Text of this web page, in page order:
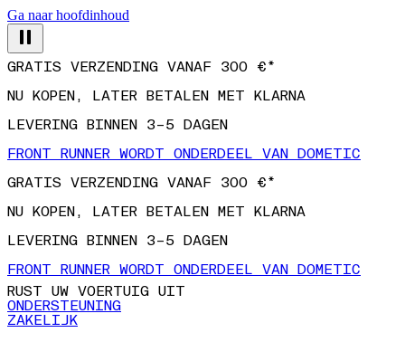
Ga naar hoofdinhoud
NU KOPEN, LATER BETALEN MET KLARNA
LEVERING BINNEN 3–5 DAGEN
FRONT RUNNER WORDT ONDERDEEL VAN DOMETIC
GRATIS VERZENDING VANAF 300 €*
NU KOPEN, LATER BETALEN MET KLARNA
LEVERING BINNEN 3–5 DAGEN
FRONT RUNNER WORDT ONDERDEEL VAN DOMETIC
RUST UW VOERTUIG UIT
ONDERSTEUNING
ZAKELIJK